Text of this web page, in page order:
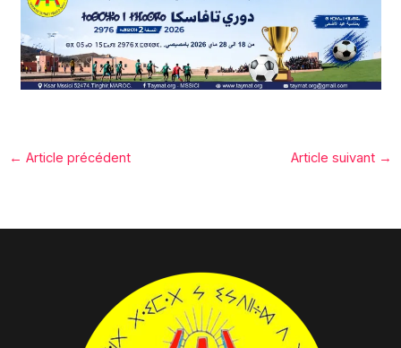
← Article précédent Article suivant →